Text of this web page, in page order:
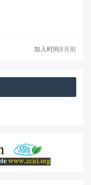
加入时间8月前